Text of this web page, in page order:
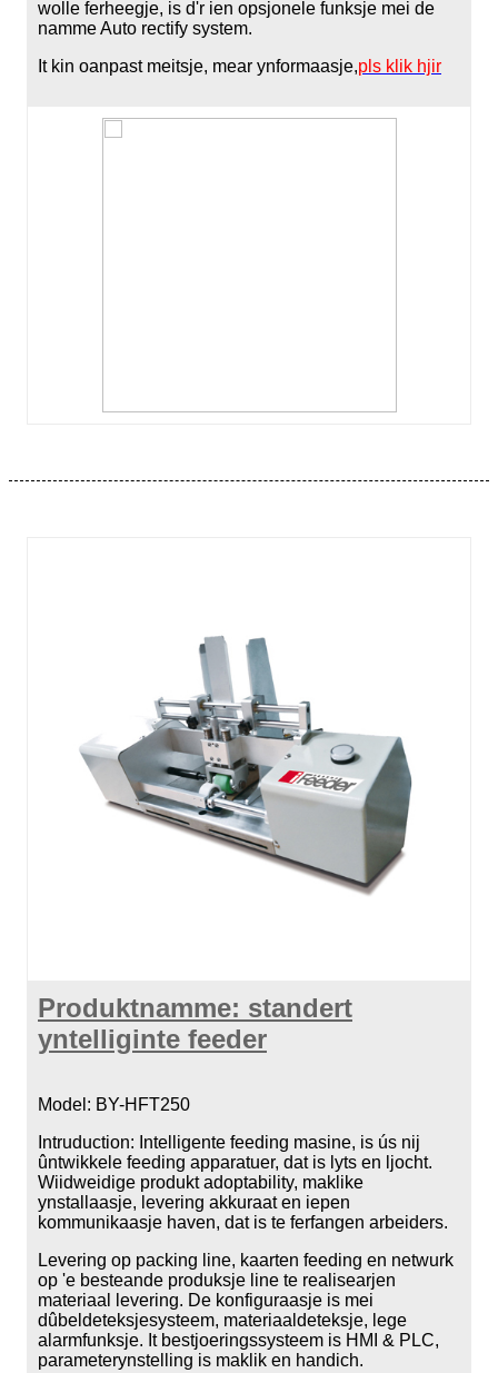
wolle ferheegje, is d'r ien opsjonele funksje mei de
namme Auto rectify system.
It kin oanpast meitsje, mear ynformaasje,pls klik hjir
Produktnamme: standert
yntelliginte feeder
Model: BY-HFT250
Intruduction: Intelligente feeding masine, is ús nij
ûntwikkele feeding apparatuer, dat is lyts en ljocht.
Wiidweidige produkt adoptability, maklike
ynstallaasje, levering akkuraat en iepen
kommunikaasje haven, dat is te ferfangen arbeiders.
Levering op packing line, kaarten feeding en netwurk
op 'e besteande produksje line te realisearjen
materiaal levering. De konfiguraasje is mei
dûbeldeteksjesysteem, materiaaldeteksje, lege
alarmfunksje. It bestjoeringssysteem is HMI & PLC,
parameterynstelling is maklik en handich.